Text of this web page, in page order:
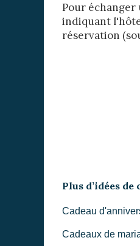
Pour échanger
indiquant
réservation
Plus d’idées
Cadeau
Cadeaux de